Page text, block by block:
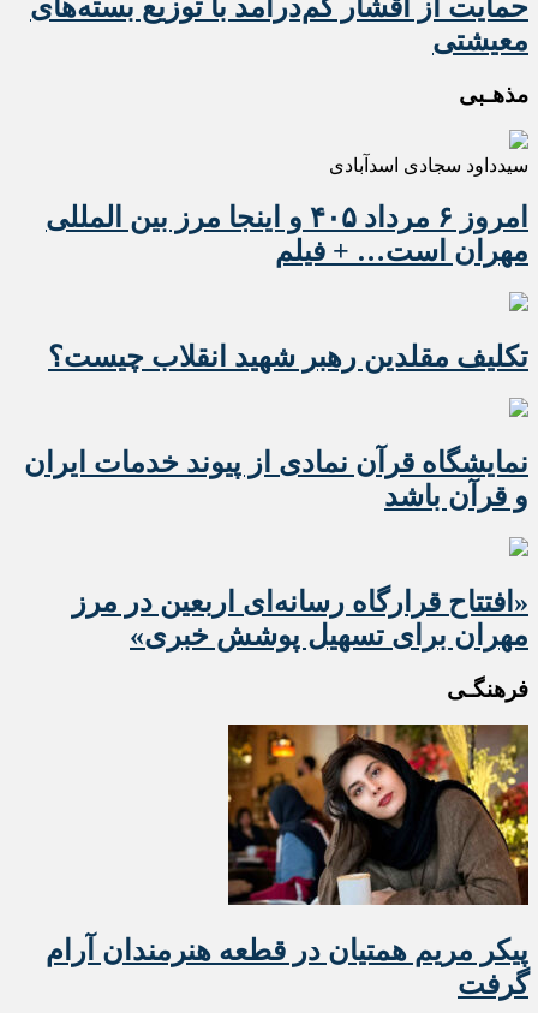
حمایت از اقشار کم‌درآمد با توزیع بسته‌های
معیشتی
مذهـبی
سیدداود سجادی اسدآبادی
امروز ۶ مرداد ۴۰۵ و اینجا مرز بین المللی
مهران است… + فیلم
تکلیف مقلدین رهبر شهید انقلاب چیست؟
نمایشگاه قرآن نمادی از پیوند خدمات ایران
و قرآن باشد
«افتتاح قرارگاه رسانه‌ای اربعین در مرز
مهران برای تسهیل پوشش خبری»
فرهنگـی
پیکر مریم همتیان در قطعه هنرمندان آرام
گرفت